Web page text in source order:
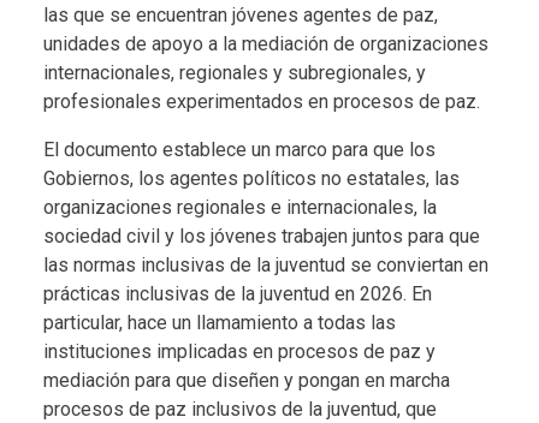
las que se encuentran jóvenes agentes de paz,
unidades de apoyo a la mediación de organizaciones
internacionales, regionales y subregionales, y
profesionales experimentados en procesos de paz.
El documento establece un marco para que los
Gobiernos, los agentes políticos no estatales, las
organizaciones regionales e internacionales, la
sociedad civil y los jóvenes trabajen juntos para que
las normas inclusivas de la juventud se conviertan en
prácticas inclusivas de la juventud en 2026. En
particular, hace un llamamiento a todas las
instituciones implicadas en procesos de paz y
mediación para que diseñen y pongan en marcha
procesos de paz inclusivos de la juventud, que